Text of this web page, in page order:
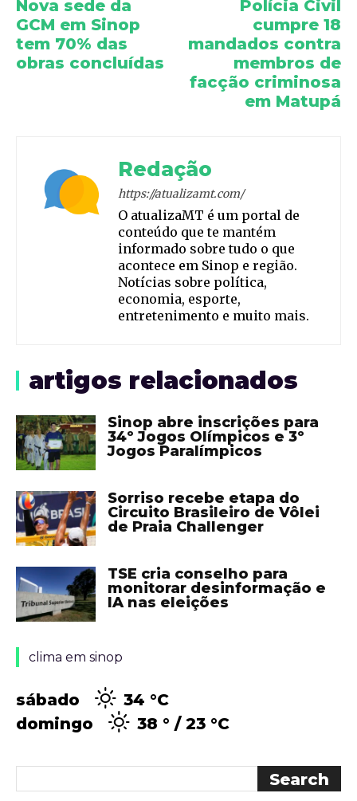
Nova sede da
GCM em Sinop
tem 70% das
obras concluídas
Polícia Civil
cumpre 18
mandados contra
membros de
facção criminosa
em Matupá
Redação
https://atualizamt.com/
O atualizaMT é um portal de
conteúdo que te mantém
informado sobre tudo o que
acontece em Sinop e região.
Notícias sobre política,
economia, esporte,
entretenimento e muito mais.
artigos relacionados
Sinop abre inscrições para
34º Jogos Olímpicos e 3º
Jogos Paralímpicos
Sorriso recebe etapa do
Circuito Brasileiro de Vôlei
de Praia Challenger
TSE cria conselho para
monitorar desinformação e
IA nas eleições
clima em sinop
sábado 34 °C
domingo
38 ° 23 °C